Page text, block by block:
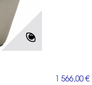
1 566,00 €